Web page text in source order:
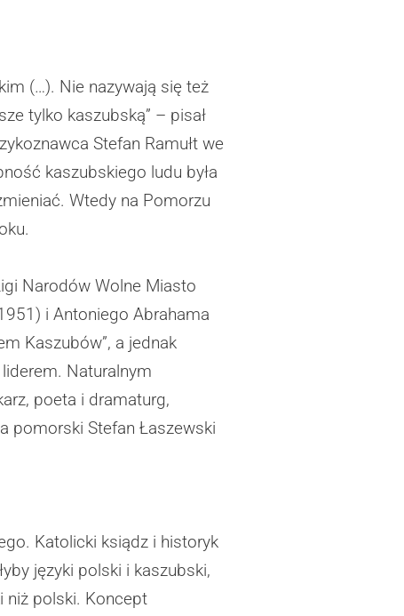
(…). Nie nazywają się też
tylko kaszubską” – pisał
Stefan Ramułt we
kaszubskiego ludu była
Wtedy na Pomorzu
Narodów Wolne Miasto
i Antoniego Abrahama
Kaszubów”, a jednak
Naturalnym
poeta i dramaturg,
pomorski Stefan Łaszewski
Katolicki ksiądz i historyk
języki polski i kaszubski,
niż polski. Koncept